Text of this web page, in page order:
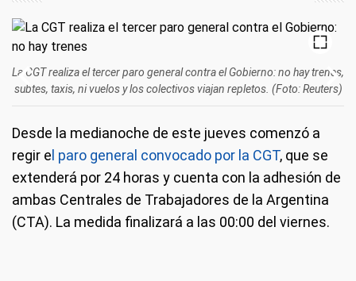
La CGT realiza el tercer paro general contra el Gobierno: no hay trenes,
subtes, taxis, ni vuelos y los colectivos viajan repletos. (Foto: Reuters)
Desde la medianoche de este jueves comenzó a
regir e l paro general convocado por la CGT, que se
extenderá por 24 horas y cuenta con la adhesión de
ambas Centrales de Trabajadores de la Argentina
(CTA). La medida finalizará a las 00:00 del viernes.